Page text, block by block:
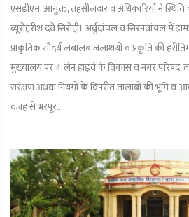
एसडीएम, आयुक्त, तहसीलदार व अधिकारियों ने स्थिति
ब्यूरोहरीश दवे सिरोही। अर्बुदांचल व सिरनवांचल में
प्राकृतिक सौंदर्य लबालब जलाशयों व प्रकृति की
मुख्यालय पर 4 लेन हाइवे के विकास व नगर परिषद,
सरंक्षण अथवा नियमो के विपरीत तालाबो की भूमि व
वजह से भरपूर...